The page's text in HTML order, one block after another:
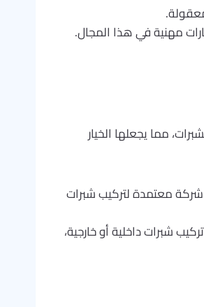
مهنية في هذا المجال.
مما يجعلها الخيار
شركة معتمدة لتركيب شبرات
شبرات داخلية أو خارجية،